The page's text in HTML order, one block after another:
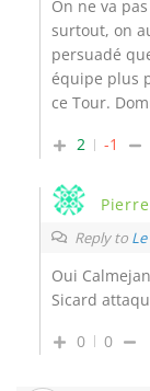
On ne va
surtout, on
persuadé
équipe plus
ce Tour.
2 -1
Pierre
Reply to
Oui
Sicard
0
0